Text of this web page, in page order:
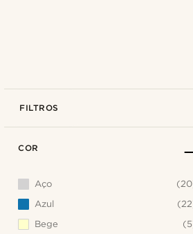
FILTROS
COR
Aço
Azul
Bege